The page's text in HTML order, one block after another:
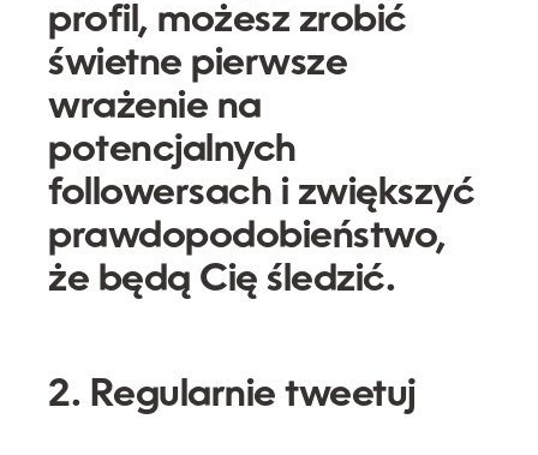
profil, możesz zrobić
świetne pierwsze
wrażenie na
potencjalnych
followersach i zwiększyć
prawdopodobieństwo,
że będą Cię śledzić.
2. Regularnie tweetuj